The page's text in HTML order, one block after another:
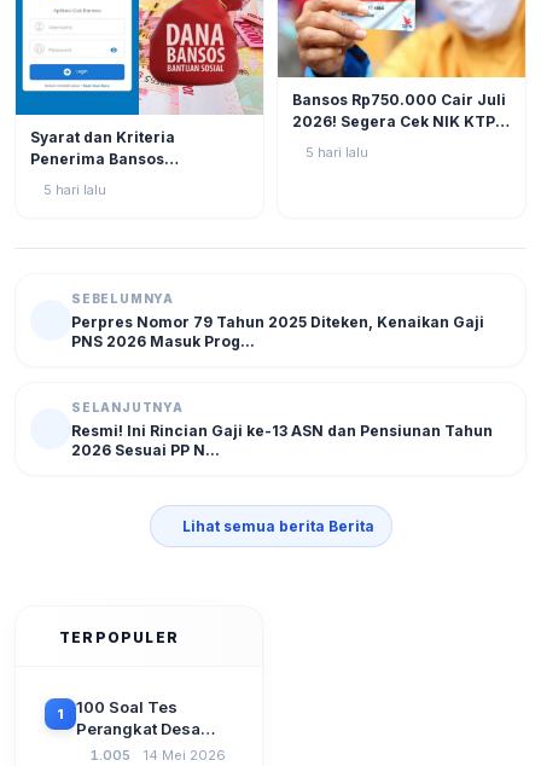
Syarat dan Kriteria
Penerima Bansos
Rp750.000 Juli 2026, Cek
5 hari lalu
Bansos Rp750.000 Cair Juli
2026! Segera Cek NIK KTP
di Situs Resmi Kemensos
5 hari lalu
SEBELUMNYA
Perpres Nomor 79 Tahun 2025 Diteken, Kenaikan Gaji
PNS 2026 Masuk Prog...
SELANJUTNYA
Resmi! Ini Rincian Gaji ke-13 ASN dan Pensiunan Tahun
2026 Sesuai PP N...
Lihat semua berita Berita
TERPOPULER
1
100 Soal Tes
Perangkat Desa
Terbaru 2026
1.005 14 Mei 2026